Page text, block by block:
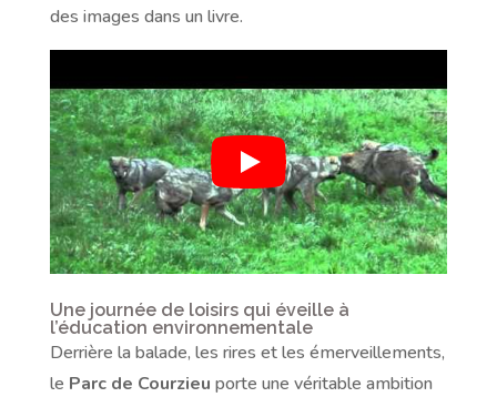
des images dans un livre.
Une journée de loisirs qui éveille à
l’éducation environnementale
Derrière la balade, les rires et les émerveillements,
le Parc de Courzieu porte une véritable ambition